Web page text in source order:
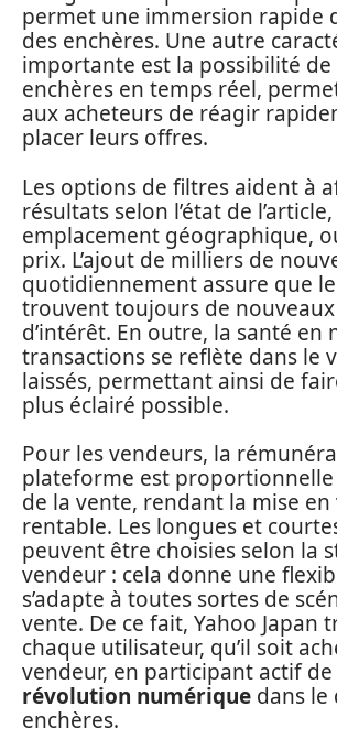
permet une immersion rapide
des enchères. Une autre
importante est la possibilité
enchères en temps réel,
aux acheteurs de réagir
placer leurs offres.
Les options de filtres aident à
résultats selon l’état de
emplacement géographique,
prix. L’ajout de milliers de
quotidiennement assure que
trouvent toujours de
d’intérêt. En outre, la santé en
transactions se reflète dans le
laissés, permettant ainsi de
plus éclairé possible.
Pour les vendeurs, la
plateforme est proportionnelle
de la vente, rendant la mise en
rentable. Les longues et
peuvent être choisies selon la
vendeur : cela donne une
s’adapte à toutes sortes de
vente. De ce fait, Yahoo Japan
chaque utilisateur, qu’il soit
vendeur, en participant actif
révolution numérique dans le
enchères.